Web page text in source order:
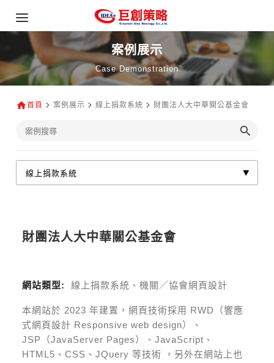
案例展示
Case Demonstration
首頁 案例展示 線上捐款系統 財團法人大中華關公基金會
財團法人大中華關公基金會
網站類型: 線上捐款系統、機關／協會網頁設計
本網站於 2023 年建置，網頁技術採用 RWD（響應
式網頁設計 Responsive web design）、
JSP（JavaServer Pages）、JavaScript、
HTML5、CSS、JQuery 等技術
，另外在網站上也